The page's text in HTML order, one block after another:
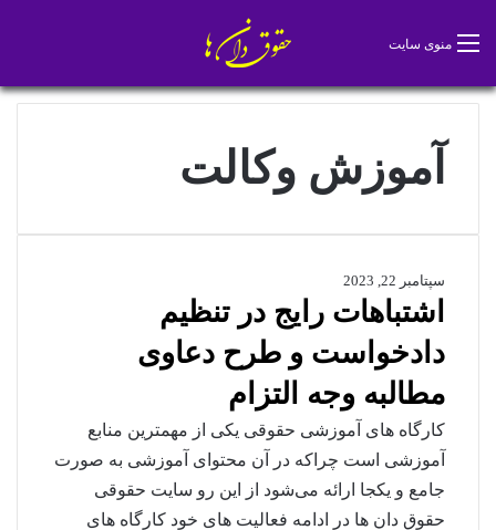
منوی سایت
آموزش وکالت
سپتامبر 22, 2023
اشتباهات رایج در تنظیم
دادخواست و طرح دعاوی
مطالبه وجه التزام
کارگاه های آموزشی حقوقی یکی از مهمترین منابع
آموزشی است چراکه در آن محتوای آموزشی به صورت
جامع و یکجا ارائه می‌شود از این رو سایت حقوقی
حقوق دان ها در ادامه فعالیت های خود کارگاه های